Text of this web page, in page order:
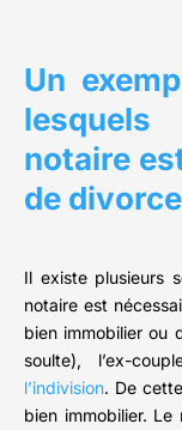
Un
lesquels
notaire
de divorce
Il existe plusieurs
notaire est
bien immobilier ou
soulte), l’ex-
l’indivision. De
bien immobilier. Le